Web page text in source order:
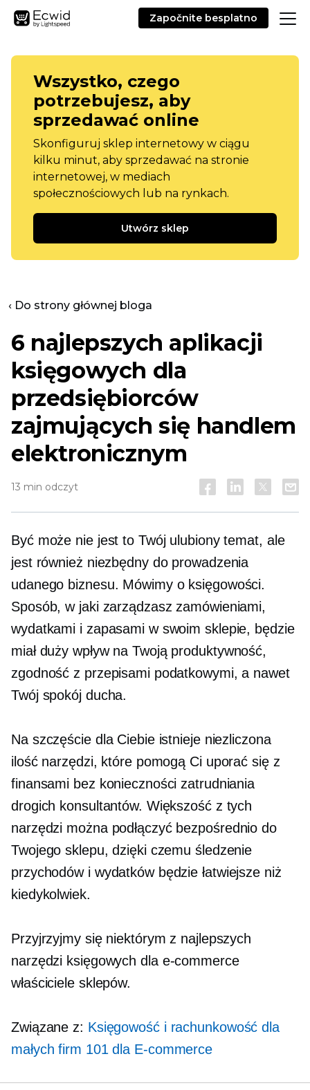
Započnite besplatno
Wszystko, czego
potrzebujesz, aby
sprzedawać online
Skonfiguruj sklep internetowy w ciągu
kilku minut, aby sprzedawać na stronie
internetowej, w mediach
społecznościowych lub na rynkach.
Utwórz sklep
‹ Do strony głównej bloga
6 najlepszych aplikacji
księgowych dla
przedsiębiorców
zajmujących się handlem
elektronicznym
13 min odczyt
Być może nie jest to Twój ulubiony temat, ale
jest również niezbędny do prowadzenia
udanego biznesu. Mówimy o księgowości.
Sposób, w jaki zarządzasz zamówieniami,
wydatkami i zapasami w swoim sklepie, będzie
miał duży wpływ na Twoją produktywność,
zgodność z przepisami podatkowymi, a nawet
Twój spokój ducha.
Na szczęście dla Ciebie istnieje niezliczona
ilość narzędzi, które pomogą Ci uporać się z
finansami bez konieczności zatrudniania
drogich konsultantów. Większość z tych
narzędzi można podłączyć bezpośrednio do
Twojego sklepu, dzięki czemu śledzenie
przychodów i wydatków będzie łatwiejsze niż
kiedykolwiek.
Przyjrzyjmy się niektórym z najlepszych
narzędzi księgowych dla e-commerce
właściciele sklepów.
Związane z: Księgowość i rachunkowość dla
małych firm 101 dla E-commerce